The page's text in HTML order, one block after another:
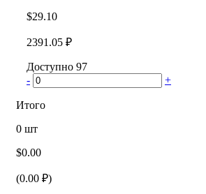
$29.10
2391.05 ₽
Доступно 97
-
+
Итого
0 шт
$0.00
(0.00 ₽)